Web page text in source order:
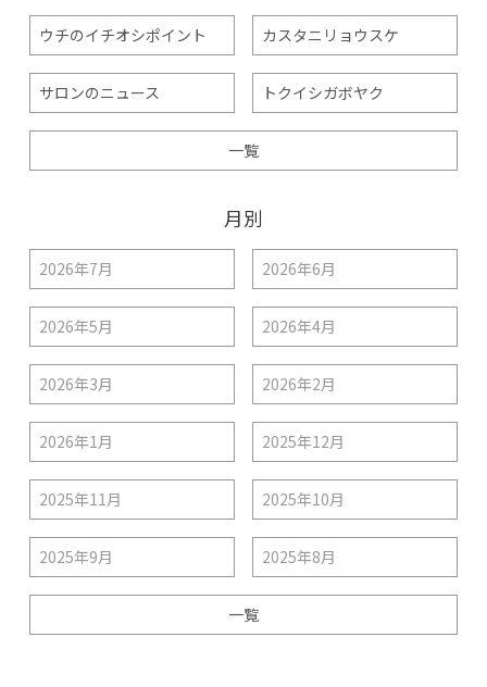
ウチのイチオシポイント カスタニリョウスケ
サロンのニュース トクイシガボヤク
一覧
月別
2026年7月 2026年6月
2026年5月 2026年4月
2026年3月 2026年2月
2026年1月 2025年12月
2025年11月 2025年10月
2025年9月 2025年8月
一覧